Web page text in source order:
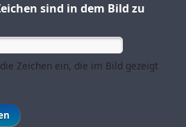
sind in dem Bild zu
Zeichen ein, die im Bild gezeigt